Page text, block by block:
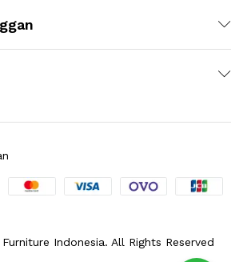
Indonesia. All Rights Reserved